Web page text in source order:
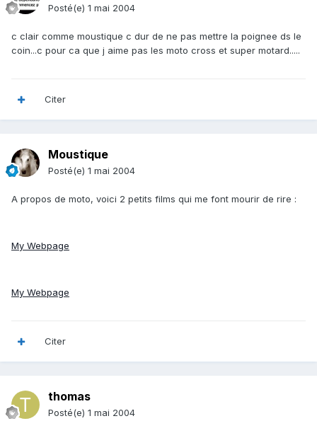
Posté(e) 1 mai 2004
c clair comme moustique c dur de ne pas mettre la poignee ds le
coin...c pour ca que j aime pas les moto cross et super motard.....
Citer
Moustique
Posté(e) 1 mai 2004
A propos de moto, voici 2 petits films qui me font mourir de rire :
My Webpage
My Webpage
Citer
thomas
Posté(e) 1 mai 2004